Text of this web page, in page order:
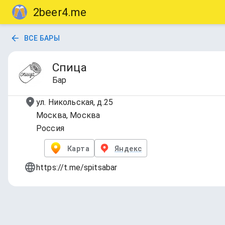
2beer4.me
ВСЕ БАРЫ
Спица
Бар
ул. Никольская, д.25
Москва, Москва
Россия
Карта Яндекс
https://t.me/spitsabar